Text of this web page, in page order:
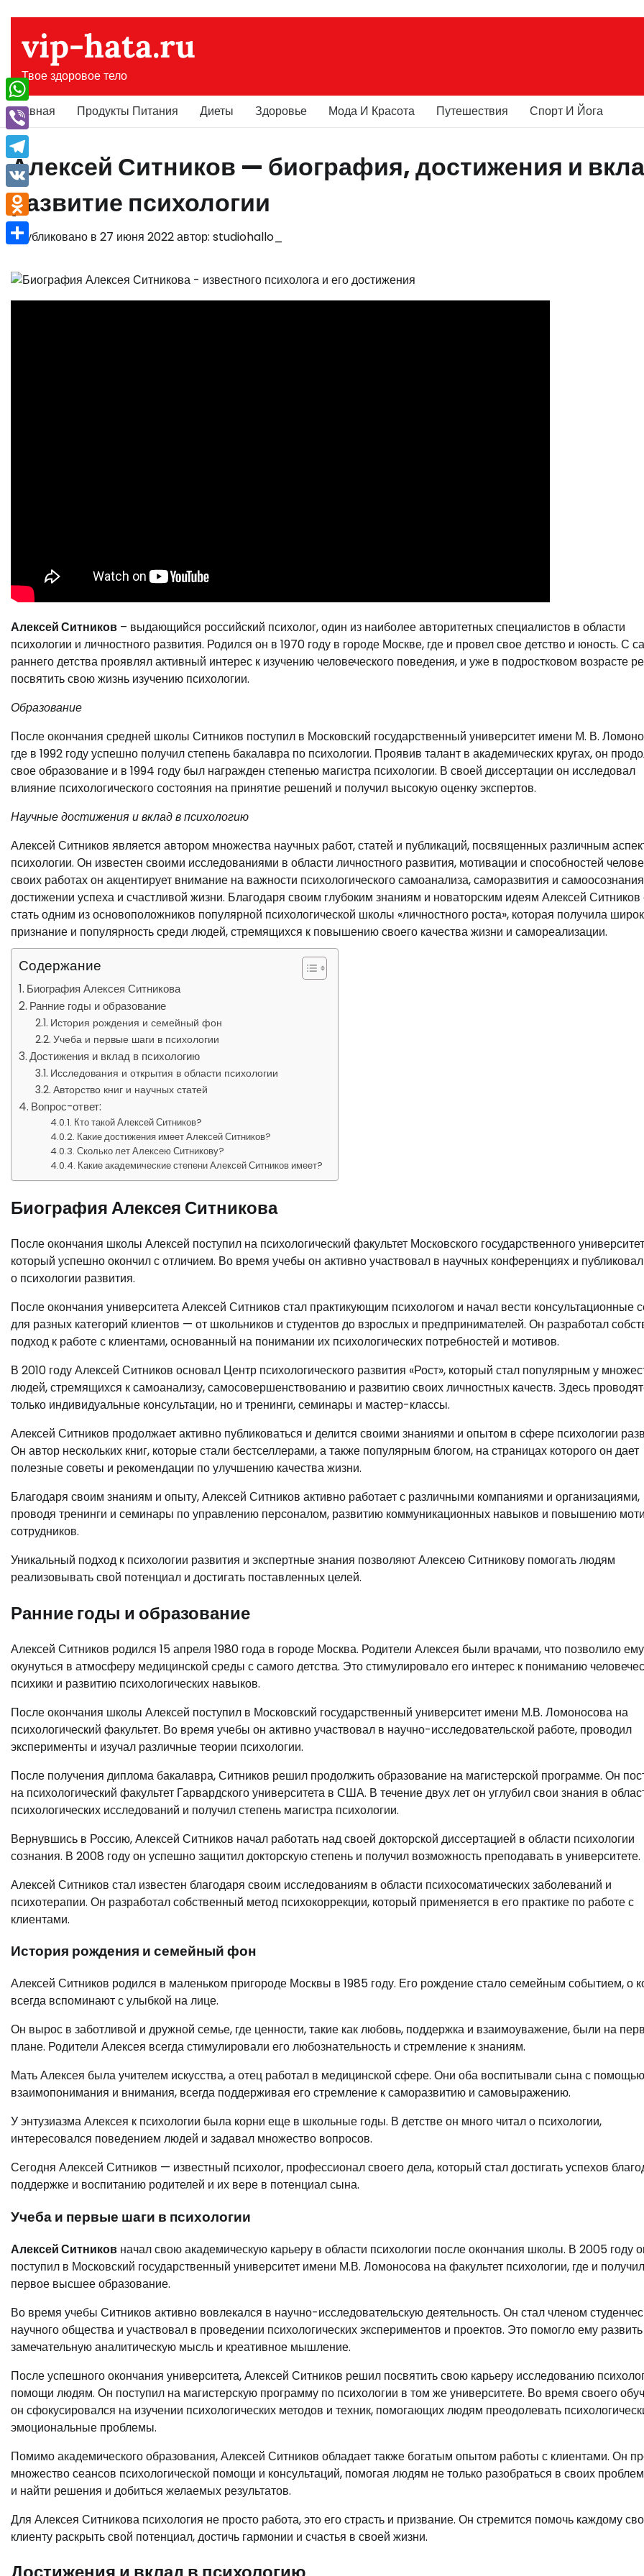
содержимому
vip-hata.ru
Твое здоровое тело
Главная Продукты Питания Диеты Здоровье Мода И Красота Путешествия Спорт И Йога
Алексей Ситников — биография, достижения и
развитие психологии
Опубликовано в 27 июня 2022автор: studiohallo_
Алексей Ситников – выдающийся российский психолог, один из наиболее авторитетных специалистов в области
психологии и личностного развития. Родился он в 1970 году в городе Москве, где и провел свое детство и юность. С
раннего детства проявлял активный интерес к изучению человеческого поведения, и уже в подростковом возрасте
посвятить свою жизнь изучению психологии.
Образование
После окончания средней школы Ситников поступил в Московский государственный университет имени М. В.
где в 1992 году успешно получил степень бакалавра по психологии. Проявив талант в академических кругах, он
свое образование и в 1994 году был награжден степенью магистра психологии. В своей диссертации он исследовал
влияние психологического состояния на принятие решений и получил высокую оценку экспертов.
Научные достижения и вклад в психологию
Алексей Ситников является автором множества научных работ, статей и публикаций, посвященных различным
психологии. Он известен своими исследованиями в области личностного развития, мотивации и способностей
своих работах он акцентирует внимание на важности психологического самоанализа, саморазвития и
достижении успеха и счастливой жизни. Благодаря своим глубоким знаниям и новаторским идеям Алексей Ситников
стать одним из основоположников популярной психологической школы «личностного роста», которая получила
признание и популярность среди людей, стремящихся к повышению своего качества жизни и самореализации.
Содержание
Биография Алексея Ситникова
Ранние годы и образование
История рождения и семейный фон
Учеба и первые шаги в психологии
Достижения и вклад в психологию
Исследования и открытия в области психологии
Авторство книг и научных статей
Вопрос-ответ:
Кто такой Алексей Ситников?
Какие достижения имеет Алексей Ситников?
Сколько лет Алексею Ситникову?
Какие академические степени Алексей Ситников имеет?
Биография Алексея Ситникова
После окончания школы Алексей поступил на психологический факультет Московского государственного
который успешно окончил с отличием. Во время учебы он активно участвовал в научных конференциях и публиковал
о психологии развития.
После окончания университета Алексей Ситников стал практикующим психологом и начал вести консультационные
для разных категорий клиентов — от школьников и студентов до взрослых и предпринимателей. Он разработал
подход к работе с клиентами, основанный на понимании их психологических потребностей и мотивов.
В 2010 году Алексей Ситников основал Центр психологического развития «Рост», который стал популярным у
людей, стремящихся к самоанализу, самосовершенствованию и развитию своих личностных качеств. Здесь
только индивидуальные консультации, но и тренинги, семинары и мастер-классы.
Алексей Ситников продолжает активно публиковаться и делится своими знаниями и опытом в сфере психологии
Он автор нескольких книг, которые стали бестселлерами, а также популярным блогом, на страницах которого он дает
полезные советы и рекомендации по улучшению качества жизни.
Благодаря своим знаниям и опыту, Алексей Ситников активно работает с различными компаниями и организациями,
проводя тренинги и семинары по управлению персоналом, развитию коммуникационных навыков и повышению
сотрудников.
Уникальный подход к психологии развития и экспертные знания позволяют Алексею Ситникову помогать людям
реализовывать свой потенциал и достигать поставленных целей.
Ранние годы и образование
Алексей Ситников родился 15 апреля 1980 года в городе Москва. Родители Алексея были врачами, что позволило ему
окунуться в атмосферу медицинской среды с самого детства. Это стимулировало его интерес к пониманию
психики и развитию психологических навыков.
После окончания школы Алексей поступил в Московский государственный университет имени М.В. Ломоносова на
психологический факультет. Во время учебы он активно участвовал в научно-исследовательской работе, проводил
эксперименты и изучал различные теории психологии.
После получения диплома бакалавра, Ситников решил продолжить образование на магистерской программе. Он
на психологический факультет Гарвардского университета в США. В течение двух лет он углубил свои знания в
психологических исследований и получил степень магистра психологии.
Вернувшись в Россию, Алексей Ситников начал работать над своей докторской диссертацией в области психологии
сознания. В 2008 году он успешно защитил докторскую степень и получил возможность преподавать в университете.
Алексей Ситников стал известен благодаря своим исследованиям в области психосоматических заболеваний и
психотерапии. Он разработал собственный метод психокоррекции, который применяется в его практике по работе с
клиентами.
История рождения и семейный фон
Алексей Ситников родился в маленьком пригороде Москвы в 1985 году. Его рождение стало семейным событием, о
всегда вспоминают с улыбкой на лице.
Он вырос в заботливой и дружной семье, где ценности, такие как любовь, поддержка и взаимоуважение, были на
плане. Родители Алексея всегда стимулировали его любознательность и стремление к знаниям.
Мать Алексея была учителем искусства, а отец работал в медицинской сфере. Они оба воспитывали сына с помощью
взаимопонимания и внимания, всегда поддерживая его стремление к саморазвитию и самовыражению.
У энтузиазма Алексея к психологии была корни еще в школьные годы. В детстве он много читал о психологии,
интересовался поведением людей и задавал множество вопросов.
Сегодня Алексей Ситников — известный психолог, профессионал своего дела, который стал достигать успехов
поддержке и воспитанию родителей и их вере в потенциал сына.
Учеба и первые шаги в психологии
Алексей Ситников начал свою академическую карьеру в области психологии после окончания школы. В 2005 году
поступил в Московский государственный университет имени М.В. Ломоносова на факультет психологии, где и
первое высшее образование.
Во время учебы Ситников активно вовлекался в научно-исследовательскую деятельность. Он стал членом
научного общества и участвовал в проведении психологических экспериментов и проектов. Это помогло ему
замечательную аналитическую мысль и креативное мышление.
После успешного окончания университета, Алексей Ситников решил посвятить свою карьеру исследованию
помощи людям. Он поступил на магистерскую программу по психологии в том же университете. Во время своего
он сфокусировался на изучении психологических методов и техник, помогающих людям преодолевать
эмоциональные проблемы.
Помимо академического образования, Алексей Ситников обладает также богатым опытом работы с клиентами. Он
множество сеансов психологической помощи и консультаций, помогая людям не только разобраться в своих
и найти решения и добиться желаемых результатов.
Для Алексея Ситникова психология не просто работа, это его страсть и призвание. Он стремится помочь каждому
клиенту раскрыть свой потенциал, достичь гармонии и счастья в своей жизни.
WhatsApp
Viber
Telegram
VK
Odnoklassniki